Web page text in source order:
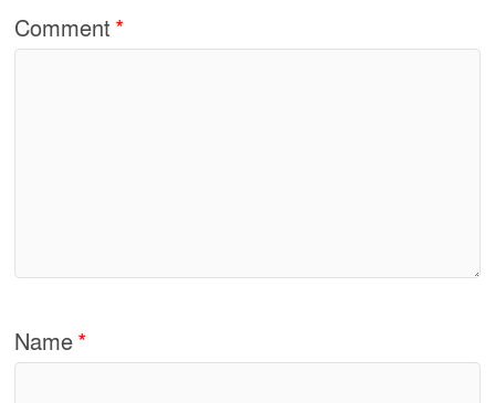
Comment*
Name*